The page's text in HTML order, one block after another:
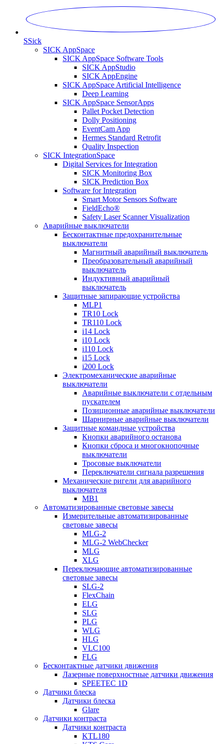
SSick
SICK AppSpace
SICK AppSpace Software Tools
SICK AppStudio
SICK AppEngine
SICK AppSpace Artificial Intelligence
Deep Learning
SICK AppSpace SensorApps
Pallet Pocket Detection
Dolly Positioning
EventCam App
Hermes Standard Retrofit
Quality Inspection
SICK IntegrationSpace
Digital Services for Integration
SICK Monitoring Box
SICK Prediction Box
Software for Integration
Smart Motor Sensors Software
FieldEcho®
Safety Laser Scanner Visualization
Аварийные выключатели
Бесконтактные предохранительные
выключатели
Магнитный аварийный выключатель
Преобразовательный аварийный
выключатель
Индуктивный аварийный
выключатель
Защитные запирающие устройства
MLP1
TR10 Lock
TR110 Lock
i14 Lock
i10 Lock
i110 Lock
i15 Lock
i200 Lock
Электромеханические аварийные
выключатели
Аварийные выключатели с отдельным
пускателем
Позиционные аварийные выключатели
Шарнирные аварийные выключатели
Защитные командные устройства
Кнопки аварийного останова
Кнопки сброса и многокнопочные
выключатели
Тросовые выключатели
Переключатели сигнала разрешения
Механические ригели для аварийного
выключателя
MB1
Автоматизированные световые завесы
Измерительные автоматизированные
световые завесы
MLG-2
MLG-2 WebChecker
MLG
XLG
Переключающие автоматизированные
световые завесы
SLG-2
FlexChain
ELG
SLG
PLG
WLG
HLG
VLC100
FLG
Бесконтактные датчики движения
Лазерные поверхностные датчики движения
SPEETEC 1D
Датчики блеска
Датчики блеска
Glare
Датчики контраста
Датчики контраста
KTL180